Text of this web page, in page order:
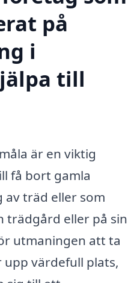
på
i
till
är en viktig
få bort gamla
träd eller som
trädgård eller på sin
utmaningen att ta
värdefull plats,